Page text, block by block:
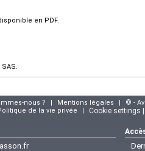
en PDF.
nous ? | Mentions légales |
© -
de la vie privée | Cookie settings